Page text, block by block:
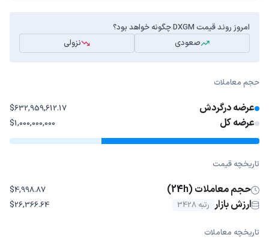
امروز روند قیمت DXGM چگونه خواهد بود؟
صعودی
نزولی
حجم معاملات
عرضه درگردش $632,959,612.17
عرضه کل $1,000,000,000
تاریخچه قیمت
حجم معاملات (24h) $4,998.87
ارزش بازار رتبه 3428 $26,366.64
تاریخچه معاملات